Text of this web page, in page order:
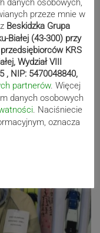
danych osobowych,
przeze mnie w
Beskidzka Grupa
Białej (43-300) przy
KRS
Wydział VIII
, NIP: 5470048840,
partnerów. Więcej
danych osobowych
. Naciśniecie
oznacza